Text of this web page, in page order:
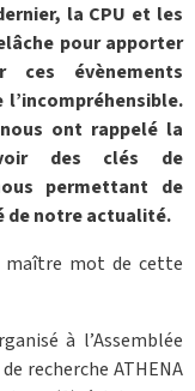
la CPU et les
pour apporter
ces évènements
ont rappelé la
des clés de
permettant de
de notre actualité.
maître mot de cette
à l’Assemblée
recherche ATHENA